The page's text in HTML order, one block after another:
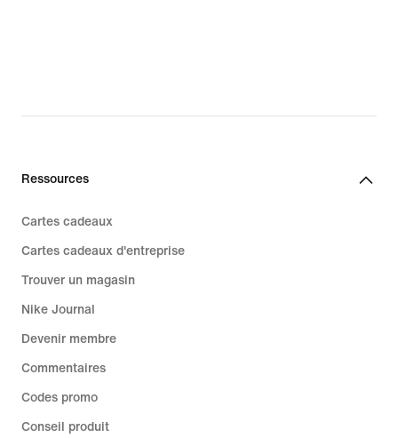
Ressources
Cartes cadeaux
Cartes cadeaux d'entreprise
Trouver un magasin
Nike Journal
Devenir membre
Commentaires
Codes promo
Conseil produit